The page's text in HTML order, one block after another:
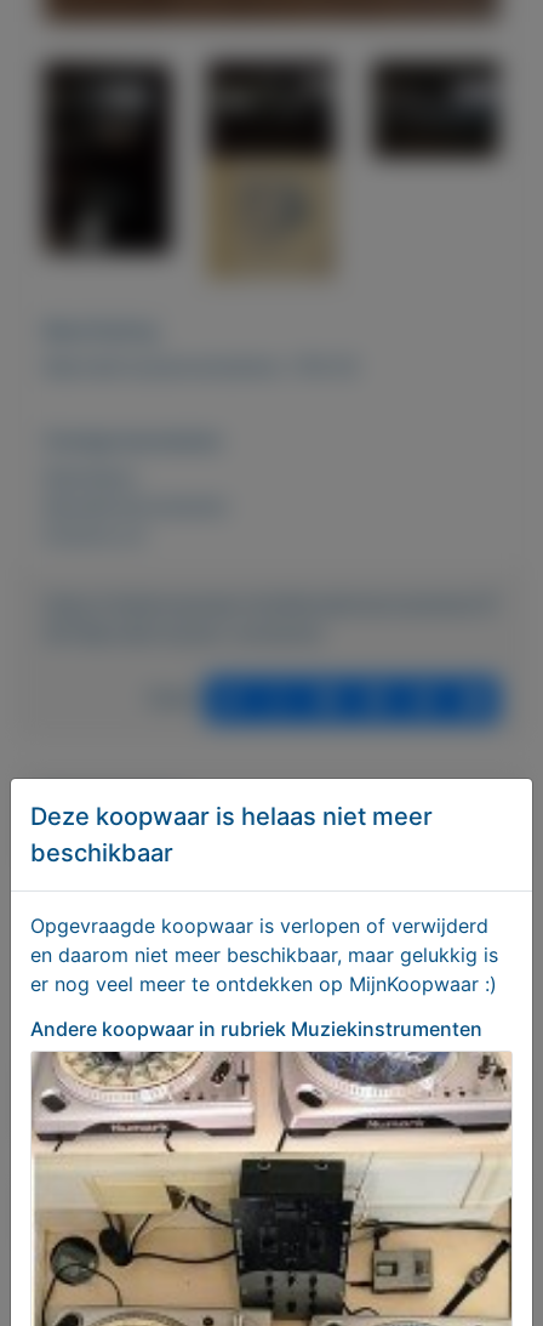
Gerard den Arend
Actief sinds:29-5-2022
Bekijk overige koopwaar
Haren Gn
Bericht sturen naar adverteerder
Bieden
Je moet ingelogd zijn om een bod te kunnen
plaatsen.Klik hierom in te loggen of een nieuw
Deze koopwaar is helaas niet meer
beschikbaar
Opgevraagde koopwaar is verlopen of verwijderd
en daarom niet meer beschikbaar, maar gelukkig is
er nog veel meer te ontdekken op MijnKoopwaar :)
Andere koopwaar in rubriek Muziekinstrumenten